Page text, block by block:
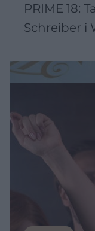
PRIME 18:
Schreiber i